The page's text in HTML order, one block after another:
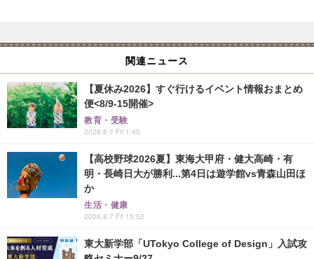
関連ニュース
【夏休み2026】すぐ行けるイベント情報おまとめ
便<8/9-15開催>
教育・受験
2026.8.7 Fri 1:45
【高校野球2026夏】東海大甲府・健大高崎・有
明・長崎日大が勝利...第4日は遊学館vs青森山田ほ
か
生活・健康
2026.8.7 Fri 15:52
東大新学部「UTokyo College of Design」入試攻